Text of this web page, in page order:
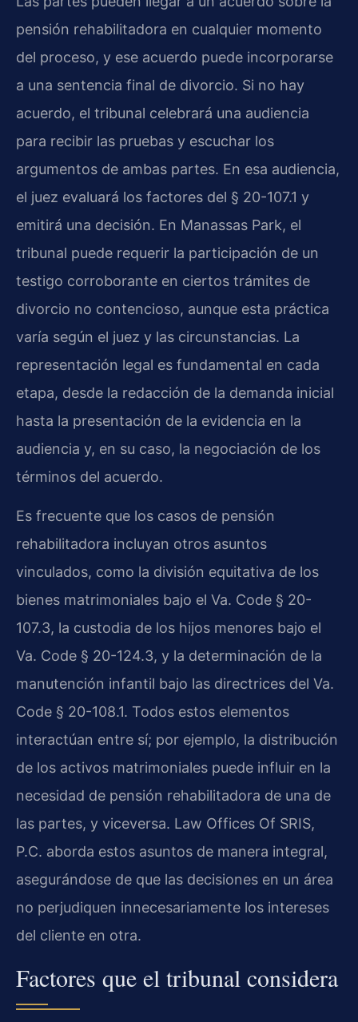
pensión rehabilitadora en cualquier momento
del proceso, y ese acuerdo puede incorporarse
a una sentencia final de divorcio. Si no hay
acuerdo, el tribunal celebrará una audiencia
para recibir las pruebas y escuchar los
argumentos de ambas partes. En esa audiencia,
el juez evaluará los factores del § 20-107.1 y
emitirá una decisión. En Manassas Park, el
tribunal puede requerir la participación de un
testigo corroborante en ciertos trámites de
divorcio no contencioso, aunque esta práctica
varía según el juez y las circunstancias. La
representación legal es fundamental en cada
etapa, desde la redacción de la demanda inicial
hasta la presentación de la evidencia en la
audiencia y, en su caso, la negociación de los
términos del acuerdo.
Es frecuente que los casos de pensión
rehabilitadora incluyan otros asuntos
vinculados, como la división equitativa de los
bienes matrimoniales bajo el Va. Code § 20-
107.3, la custodia de los hijos menores bajo el
Va. Code § 20-124.3, y la determinación de la
manutención infantil bajo las directrices del Va.
Code § 20-108.1. Todos estos elementos
interactúan entre sí; por ejemplo, la distribución
de los activos matrimoniales puede influir en la
necesidad de pensión rehabilitadora de una de
las partes, y viceversa. Law Offices Of SRIS,
P.C. aborda estos asuntos de manera integral,
asegurándose de que las decisiones en un área
no perjudiquen innecesariamente los intereses
del cliente en otra.
Factores que el tribunal considera